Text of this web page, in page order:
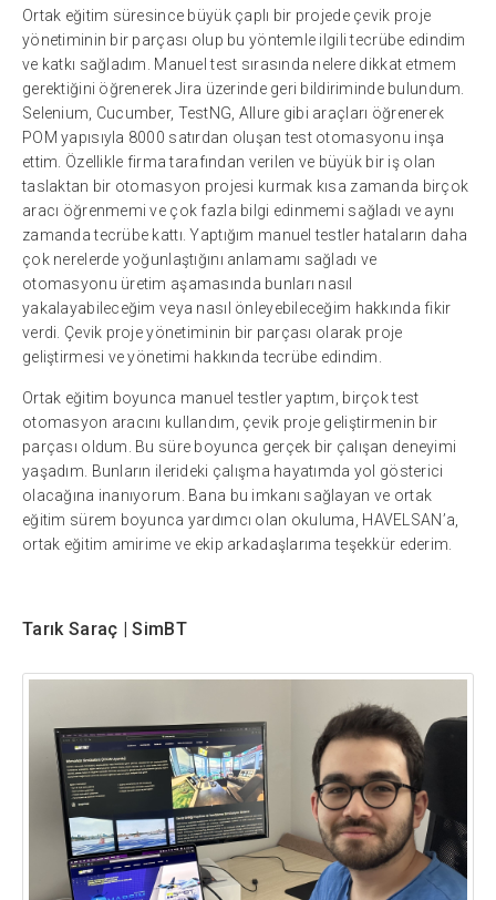
Ortak eğitim süresince büyük çaplı bir projede çevik proje
yönetiminin bir parçası olup bu yöntemle ilgili tecrübe edindim
ve katkı sağladım. Manuel test sırasında nelere dikkat etmem
gerektiğini öğrenerek Jira üzerinde geri bildiriminde bulundum.
Selenium, Cucumber, TestNG, Allure gibi araçları öğrenerek
POM yapısıyla 8000 satırdan oluşan test otomasyonu inşa
ettim. Özellikle firma tarafından verilen ve büyük bir iş olan
taslaktan bir otomasyon projesi kurmak kısa zamanda birçok
aracı öğrenmemi ve çok fazla bilgi edinmemi sağladı ve aynı
zamanda tecrübe kattı. Yaptığım manuel testler hataların daha
çok nerelerde yoğunlaştığını anlamamı sağladı ve
otomasyonu üretim aşamasında bunları nasıl
yakalayabileceğim veya nasıl önleyebileceğim hakkında fikir
verdi. Çevik proje yönetiminin bir parçası olarak proje
geliştirmesi ve yönetimi hakkında tecrübe edindim.
Ortak eğitim boyunca manuel testler yaptım, birçok test
otomasyon aracını kullandım, çevik proje geliştirmenin bir
parçası oldum. Bu süre boyunca gerçek bir çalışan deneyimi
yaşadım. Bunların ilerideki çalışma hayatımda yol gösterici
olacağına inanıyorum. Bana bu imkanı sağlayan ve ortak
eğitim sürem boyunca yardımcı olan okuluma, HAVELSAN’a,
ortak eğitim amirime ve ekip arkadaşlarıma teşekkür ederim.
Tarık Saraç | SimBT